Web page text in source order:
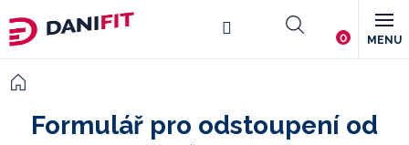
na
obsah
Nákupní
Formulář pro odstoupení od